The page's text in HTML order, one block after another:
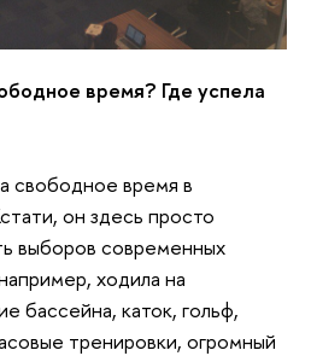
время? Где успела
свободное время в
он здесь просто
выборов современных
ходила на
бассейна, каток, гольф,
тренировки, огромный